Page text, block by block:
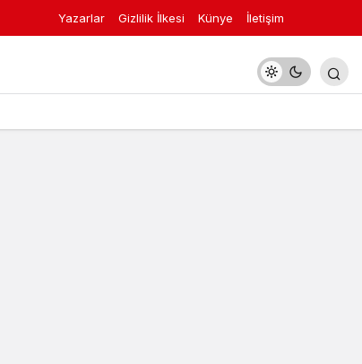
Yazarlar Gizlilik İlkesi Künye İletişim